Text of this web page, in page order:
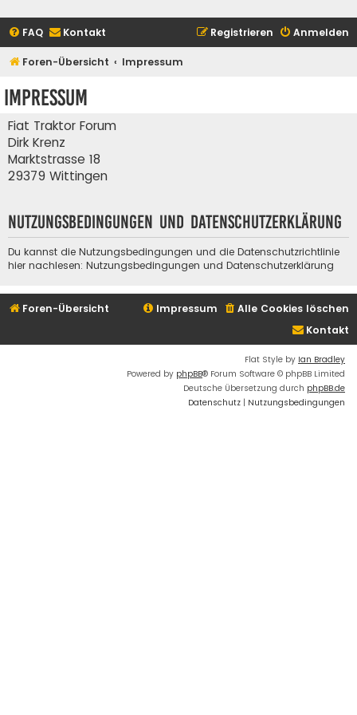
FAQ Kontakt Anmelden
Registrieren
Foren-Übersicht Impressum
Impressum
Fiat Traktor Forum
Dirk Krenz
Marktstrasse 18
29379 Wittingen
Nutzungsbedingungen und Datenschutzerklärung
Du kannst die Nutzungsbedingungen und die Datenschutzrichtlinie
hier nachlesen: Nutzungsbedingungen und Datenschutzerklärung
Foren-Übersicht Alle Cookies löschen
Impressum
Kontakt
Flat Style by Ian Bradley
Powered by phpBB® Forum Software © phpBB Limited
Deutsche Übersetzung durch phpBB.de
Datenschutz | Nutzungsbedingungen